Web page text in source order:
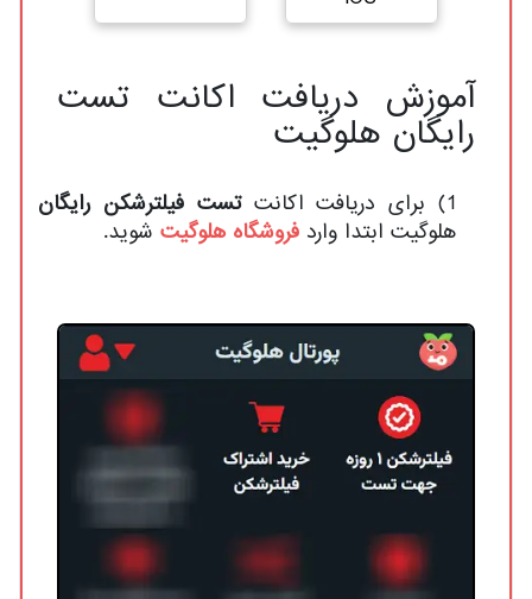
آموزش دریافت اکانت تست
رایگان هلوگیت
1) برای دریافت اکانت
تست فیلترشکن رایگان
هلوگیت ابتدا واردفروشگاه هلوگیت شوید.